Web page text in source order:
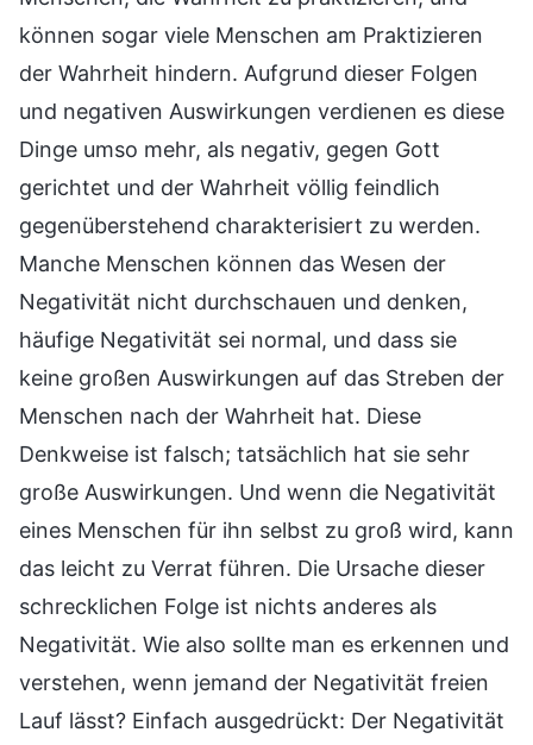
können sogar viele Menschen am Praktizieren
der Wahrheit hindern. Aufgrund dieser Folgen
und negativen Auswirkungen verdienen es diese
Dinge umso mehr, als negativ, gegen Gott
gerichtet und der Wahrheit völlig feindlich
gegenüberstehend charakterisiert zu werden.
Manche Menschen können das Wesen der
Negativität nicht durchschauen und denken,
häufige Negativität sei normal, und dass sie
keine großen Auswirkungen auf das Streben der
Menschen nach der Wahrheit hat. Diese
Denkweise ist falsch; tatsächlich hat sie sehr
große Auswirkungen. Und wenn die Negativität
eines Menschen für ihn selbst zu groß wird, kann
das leicht zu Verrat führen. Die Ursache dieser
schrecklichen Folge ist nichts anderes als
Negativität. Wie also sollte man es erkennen und
verstehen, wenn jemand der Negativität freien
Lauf lässt? Einfach ausgedrückt: Der Negativität